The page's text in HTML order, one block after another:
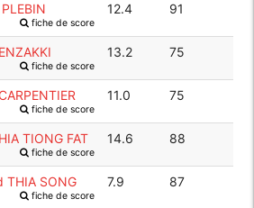
fiche de score
12.4 91
fiche de score
13.2 75
fiche de score
11.0 75
TIONG FAT
fiche de score
14.6 88
THIA SONG
fiche de score
7.9 87